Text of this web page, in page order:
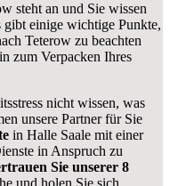
steht an und Sie wissen
gibt einige wichtige Punkte,
Teterow zu beachten
zum Verpacken Ihres
nicht wissen, was
unsere Partner für Sie
in Halle Saale mit einer
in Anspruch zu
Sie unserer 8